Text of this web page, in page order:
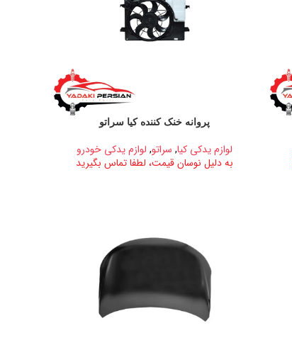
پروانه خنک کننده کیا سراتو
لوازم یدکی کیا, سراتو, لوازم یدکی خودرو
به دلیل نوسان قیمت، لطفا تماس بگیرید